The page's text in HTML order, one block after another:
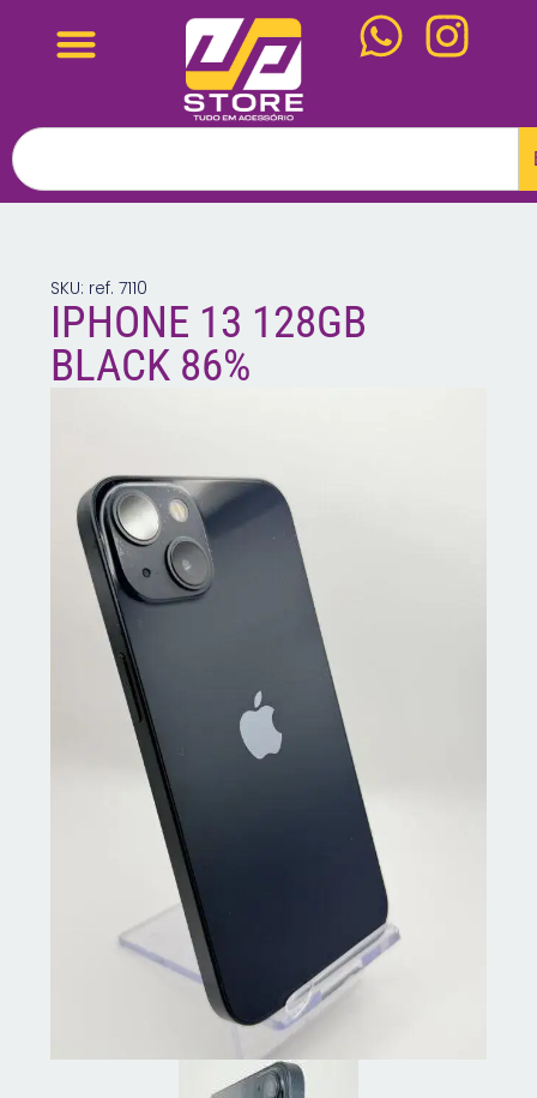
SKU: ref. 7110
IPHONE 13 128GB
BLACK 86%